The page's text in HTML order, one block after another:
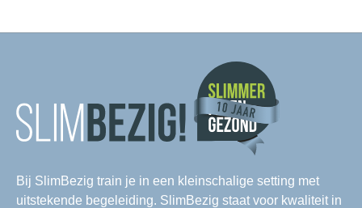
Bij SlimBezig train je in een kleinschalige setting met
uitstekende begeleiding. SlimBezig staat voor kwaliteit in